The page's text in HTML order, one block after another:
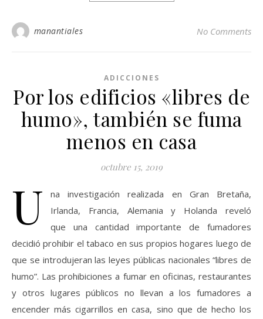
manantiales No Comments
ADICCIONES
Por los edificios «libres de
humo», también se fuma
menos en casa
octubre 15, 2019
U
na investigación realizada en Gran Bretaña,
Irlanda, Francia, Alemania y Holanda reveló
que una cantidad importante de fumadores
decidió prohibir el tabaco en sus propios hogares luego de
que se introdujeran las leyes públicas nacionales “libres de
humo”. Las prohibiciones a fumar en oficinas, restaurantes
y otros lugares públicos no llevan a los fumadores a
encender más cigarrillos en casa, sino que de hecho los